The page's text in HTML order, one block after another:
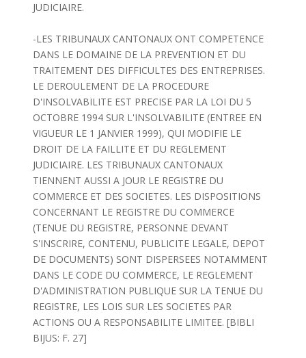
JUDICIAIRE.
-LES TRIBUNAUX CANTONAUX ONT COMPETENCE
DANS LE DOMAINE DE LA PREVENTION ET DU
TRAITEMENT DES DIFFICULTES DES ENTREPRISES.
LE DEROULEMENT DE LA PROCEDURE
D'INSOLVABILITE EST PRECISE PAR LA LOI DU 5
OCTOBRE 1994 SUR L'INSOLVABILITE (ENTREE EN
VIGUEUR LE 1 JANVIER 1999), QUI MODIFIE LE
DROIT DE LA FAILLITE ET DU REGLEMENT
JUDICIAIRE. LES TRIBUNAUX CANTONAUX
TIENNENT AUSSI A JOUR LE REGISTRE DU
COMMERCE ET DES SOCIETES. LES DISPOSITIONS
CONCERNANT LE REGISTRE DU COMMERCE
(TENUE DU REGISTRE, PERSONNE DEVANT
S'INSCRIRE, CONTENU, PUBLICITE LEGALE, DEPOT
DE DOCUMENTS) SONT DISPERSEES NOTAMMENT
DANS LE CODE DU COMMERCE, LE REGLEMENT
D'ADMINISTRATION PUBLIQUE SUR LA TENUE DU
REGISTRE, LES LOIS SUR LES SOCIETES PAR
ACTIONS OU A RESPONSABILITE LIMITEE. [BIBLI
BIJUS: F. 27]